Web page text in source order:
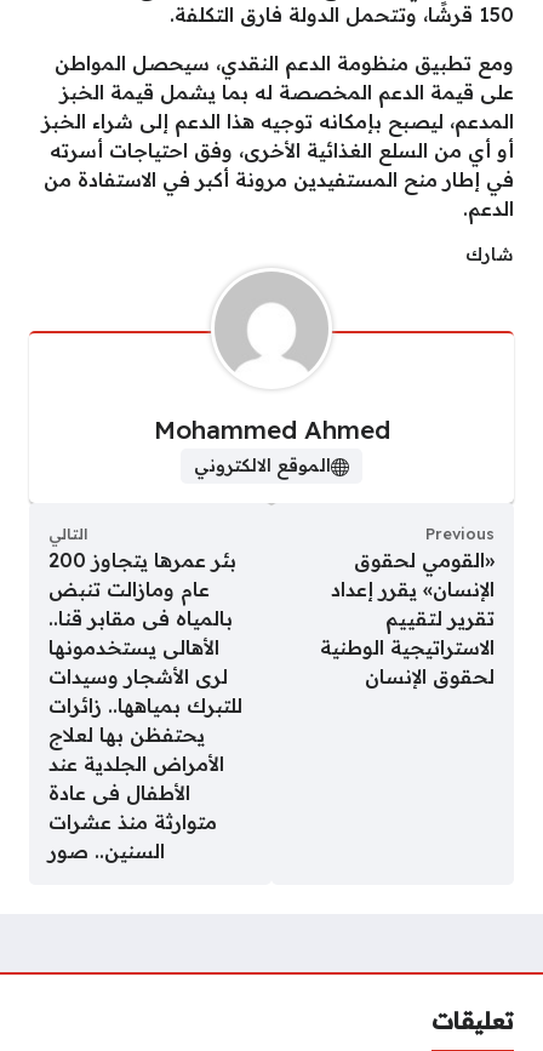
150 قرشًا، وتتحمل الدولة فارق التكلفة.
ومع تطبيق منظومة الدعم النقدي، سيحصل المواطن
على قيمة الدعم المخصصة له بما يشمل قيمة الخبز
المدعم، ليصبح بإمكانه توجيه هذا الدعم إلى شراء الخبز
أو أي من السلع الغذائية الأخرى، وفق احتياجات أسرته
في إطار منح المستفيدين مرونة أكبر في الاستفادة من
الدعم.
شارك
Mohammed Ahmed
الموقع الالكتروني
Previous
«القومي لحقوق
الإنسان» يقرر إعداد
تقرير لتقييم
الاستراتيجية الوطنية
لحقوق الإنسان
التالي
بئر عمرها يتجاوز 200
عام ومازالت تنبض
بالمياه فى مقابر قنا..
الأهالى يستخدمونها
لرى الأشجار وسيدات
للتبرك بمياهها.. زائرات
يحتفظن بها لعلاج
الأمراض الجلدية عند
الأطفال فى عادة
متوارثة منذ عشرات
السنين.. صور
تعليقات